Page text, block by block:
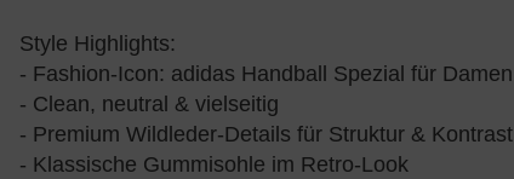
Style Highlights:
- Fashion-Icon: adidas Handball Spezial für Damen
- Clean, neutral & vielseitig
- Premium Wildleder-Details für Struktur & Kontrast
- Klassische Gummisohle im Retro-Look